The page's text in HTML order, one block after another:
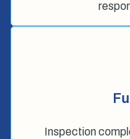
Inspection